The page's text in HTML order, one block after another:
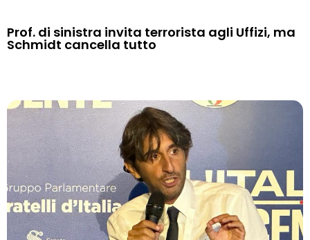
Prof. di sinistra invita terrorista agli Uffizi, ma
Schmidt cancella tutto